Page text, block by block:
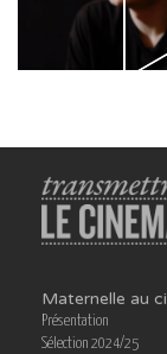
Maternelle au
Présentation
Sélection 2024/25